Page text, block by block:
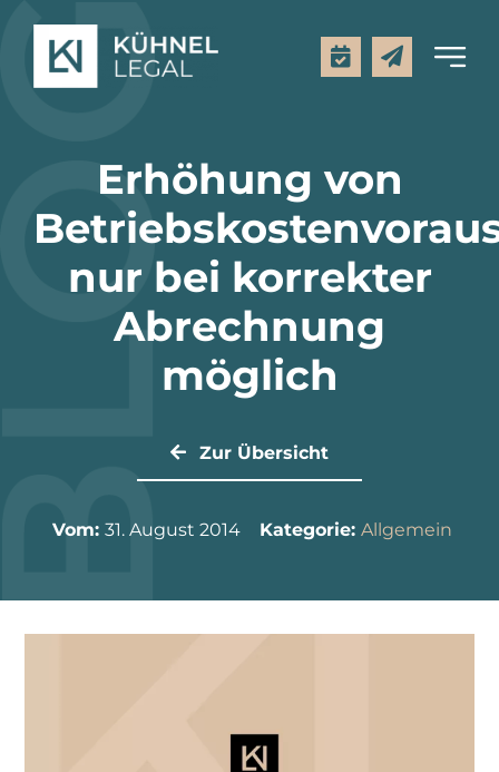
Inhalt
springen
Toggle
Leistungen
Mietpreisrechner
Rechtsgebiete
Erhöhung von
nur bei korrekter
Abrechnung
möglich
Zur Übersicht
Vom: 31. August 2014 Kategorie: Allgemein